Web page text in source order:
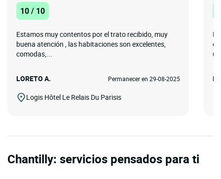
10 / 10
Estamos muy contentos por el trato recibido, muy
buena atención , las habitaciones son excelentes,
comodas,...
LORETO A. Permanecer en 29-08-2025
Logis Hôtel Le Relais Du Parisis
Chantilly: servicios pensados para ti